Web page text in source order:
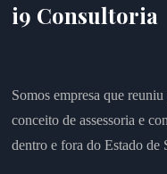
i9 Consultoria
Somos empresa que
conceito de assessoria e
dentro e fora do Estado de